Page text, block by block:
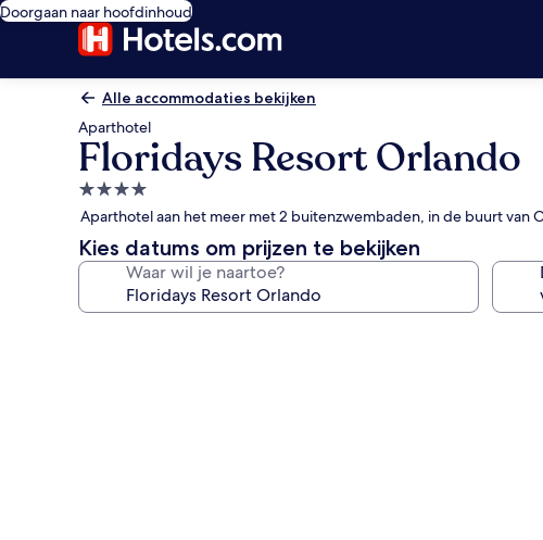
Doorgaan naar hoofdinhoud
Alle accommodaties bekijken
Aparthotel
Floridays Resort Orlando
4.0-
sterrenaccommodatie
Aparthotel aan het meer met 2 buitenzwembaden, in de buurt van
Kies datums om prijzen te bekijken
Waar wil je naartoe?